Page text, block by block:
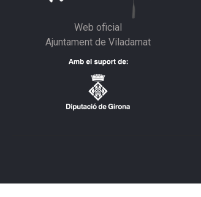
Web oficial
Ajuntament de Viladamat